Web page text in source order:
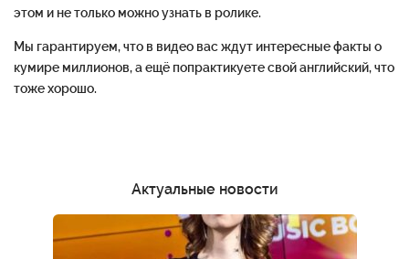
этом и не только можно узнать в ролике.
Мы гарантируем, что в видео вас ждут интересные факты о
кумире миллионов, а ещё попрактикуете свой английский, что
тоже хорошо.
Актуальные новости